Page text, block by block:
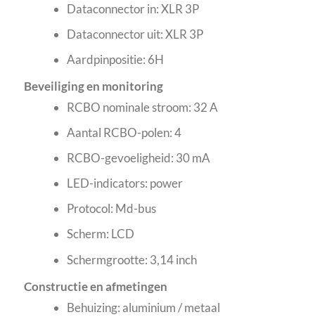
Dataconnector in: XLR 3P
Dataconnector uit: XLR 3P
Aardpinpositie: 6H
Beveiliging en monitoring
RCBO nominale stroom: 32 A
Aantal RCBO-polen: 4
RCBO-gevoeligheid: 30 mA
LED-indicators: power
Protocol: Md-bus
Scherm: LCD
Schermgrootte: 3,14 inch
Constructie en afmetingen
Behuizing: aluminium / metaal